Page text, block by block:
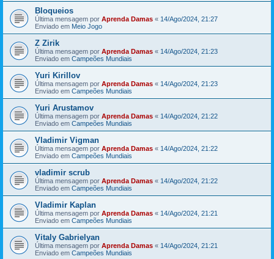
Bloqueios
Última mensagem por Aprenda Damas « 14/Ago/2024, 21:27
Enviado em Meio Jogo
Z Zirik
Última mensagem por Aprenda Damas « 14/Ago/2024, 21:23
Enviado em Campeões Mundiais
Yuri Kirillov
Última mensagem por Aprenda Damas « 14/Ago/2024, 21:23
Enviado em Campeões Mundiais
Yuri Arustamov
Última mensagem por Aprenda Damas « 14/Ago/2024, 21:22
Enviado em Campeões Mundiais
Vladimir Vigman
Última mensagem por Aprenda Damas « 14/Ago/2024, 21:22
Enviado em Campeões Mundiais
vladimir scrub
Última mensagem por Aprenda Damas « 14/Ago/2024, 21:22
Enviado em Campeões Mundiais
Vladimir Kaplan
Última mensagem por Aprenda Damas « 14/Ago/2024, 21:21
Enviado em Campeões Mundiais
Vitaly Gabrielyan
Última mensagem por Aprenda Damas « 14/Ago/2024, 21:21
Enviado em Campeões Mundiais